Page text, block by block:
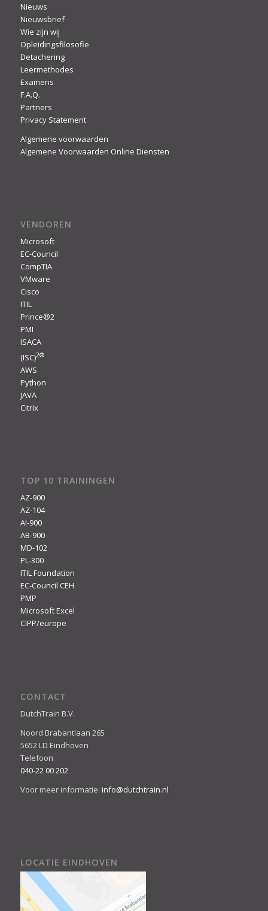
Nieuws
Nieuwsbrief
Wie zijn wij
Opleidingsfilosofie
Detachering
Leermethodes
Examens
F.A.Q.
Partners
Privacy Statement
Algemene voorwaarden
Algemene Voorwaarden Online Diensten
VENDOREN
Microsoft
EC-Council
CompTIA
VMware
Cisco
ITIL
Prince®2
PMI
ISACA
(ISC)2®
AWS
Python
JAVA
Citrix
TOP 10 TRAININGEN
AZ-900
AZ-104
AI-900
AB-900
MD-102
PL-300
ITIL Foundation
EC-Council CEH
PMP
Microsoft Excel
CIPP/europe
CONTACT
DutchTrain B.V.
Noord Brabantlaan 265
5652 LD Eindhoven
Telefoon
040-22 00 202
Voor meer informatie: info@dutchtrain.nl
LOCATIE EINDHOVEN